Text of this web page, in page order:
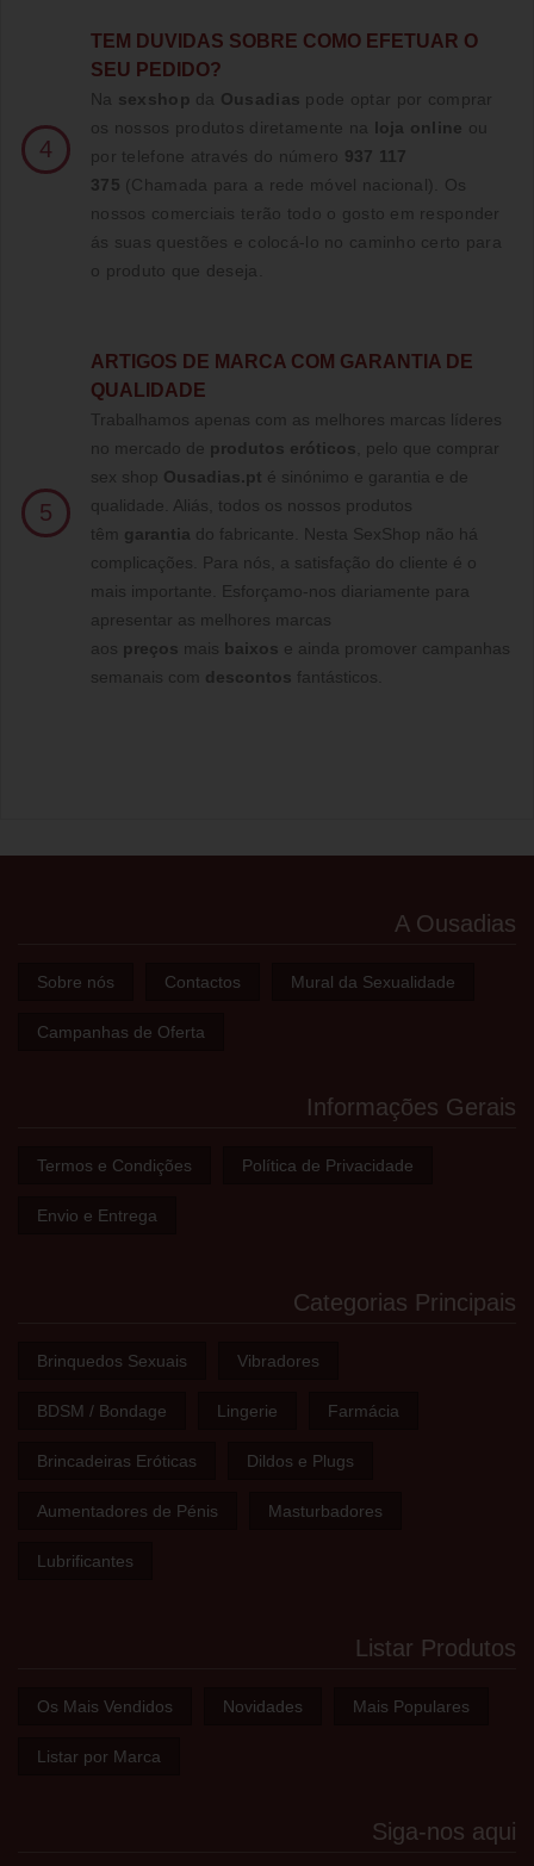
4
TE M DUVIDAS SOBRE COMO EFETUAR O
SEU PEDIDO?
Na sexshop da Ousadias pode optar por comprar
os nossos produtos diretamente na loja online ou
por telefone através do número 937 117
375 (Chamada para a rede móvel nacional)
. Os
nossos comerciais terão todo o gosto em responder
ás suas questões e colocá-lo no caminho certo para
o produto que deseja.
5
ARTIGOS DE MARCA COM GARANTIA DE
QUALIDADE
Trabalhamos apenas com as melhores marcas líderes
no mercado de produtos eróticos , pelo que comprar
sex shop Ousadias.pt é sinónimo e garantia e de
qualidade. Aliás, todos os nossos produtos
têm garantia do fabricante. Nesta SexShop não há
complicações. Para nós, a satisfação do cliente é o
mais importante. Esforçamo-nos diariamente para
apresentar as melhores marcas
aos preços mais baixos e ainda promover campanhas
semanais com descontos fantásticos.
A Ousadias
Sobre nós Contactos Mural da Sexualidade
Campanhas de Oferta
Informações Gerais
Termos e Condições Política de Privacidade
Envio e Entrega
Categorias Principais
Brinquedos Sexuais Vibradores
BDSM / Bondage Lingerie Farmácia
Brincadeiras Eróticas Dildos e Plugs
Aumentadores de Pénis Masturbadores
Lubrificantes
Listar Produtos
Os Mais Vendidos Novidades Mais Populares
Listar por Marca
Siga-nos aqui